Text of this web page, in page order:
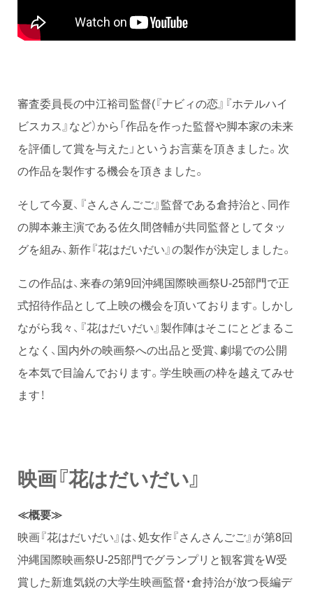
審査委員長の中江裕司監督(『ナビィの恋』『ホテルハイ
ビスカス』など）から「作品を作った監督や脚本家の未来
を評価して賞を与えた」というお言葉を頂きました。次
の作品を製作する機会を頂きました。
そして今夏、『さんさんごご』監督である倉持治と、同作
の脚本兼主演である佐久間啓輔が共同監督としてタッ
グを組み、新作『花はだいだい』の製作が決定しました。
この作品は、来春の第9回沖縄国際映画祭U-25部門で正
式招待作品として上映の機会を頂いております。しかし
ながら我々、『花はだいだい』製作陣はそこにとどまるこ
となく、国内外の映画祭への出品と受賞、劇場での公開
を本気で目論んでおります。学生映画の枠を越えてみせ
ます！
映画『花はだいだい』
≪概要≫
映画『花はだいだい』は、処女作『さんさんごご』が第8回
沖縄国際映画祭U-25部門でグランプリと観客賞をW受
賞した新進気鋭の大学生映画監督・倉持治が放つ長編デ